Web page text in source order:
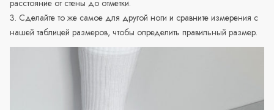
расстояние от стены до отметки.
3. Сделайте то же самое для другой ноги и сравните измерения с
нашей таблицей размеров, чтобы определить правильный размер.